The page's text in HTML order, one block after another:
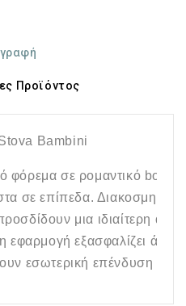
Προϊόντος
Bambini
φόρεμα σε ρομαντικό boho
σε επίπεδα.
μια ιδιαίτερη
εφαρμογή εξασφαλίζει
εσωτερική επένδυση